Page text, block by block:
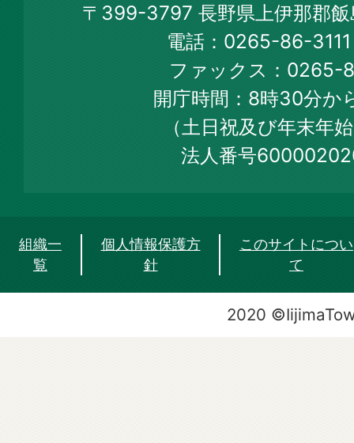
Town
Official
Web
Site
〒399-3797 長野県上伊那郡
電話：0265-86-
ファックス：0265-
開庁時間：8時30分か
（土日祝及び年末年
法人番号
組織一
覧
個人情報保護方
針
このサイトについ
て
2020